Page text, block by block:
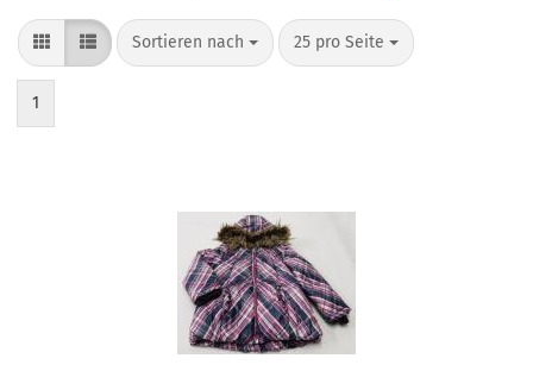
Sortieren nach
Sortieren nach 25 pro Seite
pro Seite
1